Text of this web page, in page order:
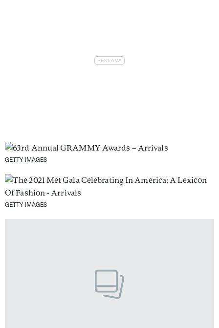
GETTY IMAGES
GETTY IMAGES